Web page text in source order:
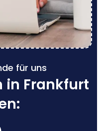
für uns
in Frankfurt